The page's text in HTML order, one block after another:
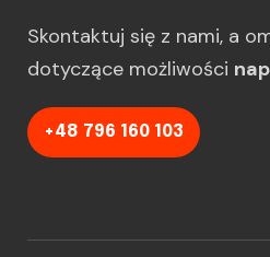
Skontaktuj się z nami, a
dotyczące możliwości
+48 796 160 103